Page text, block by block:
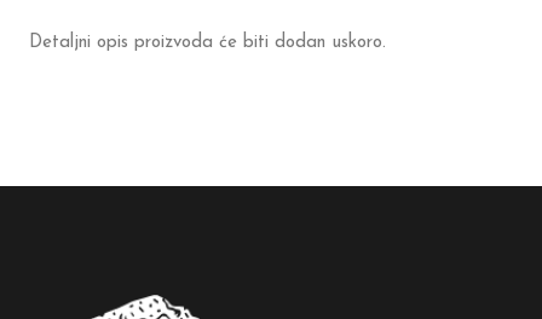
Detaljni opis proizvoda će biti dodan uskoro.